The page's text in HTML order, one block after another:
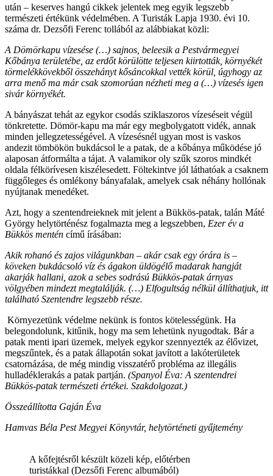
után – keserves hangú cikkek jelentek meg egyik legszebb
természeti értékünk védelmében. A Turisták Lapja 1930. évi 10.
száma dr. Dezsőfi Ferenc tollából az alábbiakat közli:
A Dömörkapu vízesése (…) sajnos, beleesik a Pestvármegyei
Kőbánya területébe, az erdőt körülötte teljesen kiirtották, környékét
törmelékkövekből összehányt kősáncokkal vették körül, úgyhogy az
arra menő ma már csak szomorúan nézheti meg a (…) vízesés igen
sivár környékét.
A bányászat tehát az egykor csodás sziklaszoros vízeséseit végül
tönkretette. Dömör-kapu ma már egy megbolygatott vidék, annak
minden jellegzetességével. A vízesésnél ugyan most is vaskos
andezit tömbökön bukdácsol le a patak, de a kőbánya működése jó
alaposan átformálta a tájat. A valamikor oly szűk szoros mindkét
oldala félkörívesen kiszélesedett. Föltekintve jól láthatóak a csaknem
függőleges és omlékony bányafalak, amelyek csak néhány hollónak
nyújtanak menedéket.
Azt, hogy a szentendreieknek mit jelent a Bükkös-patak, talán Máté
György helytörténész fogalmazta meg a legszebben, Ezer év a
Bükkös mentén című írásában:
Akik rohanó és zajos világunkban – akár csak egy órára is –
köveken bukdácsoló víz és ágakon üldögélő madarak hangját
akarják hallani, azok a sebes sodrású Bükkös-patak árnyas
völgyében mindezt megtalálják. (…) Elfogultság nélkül állíthatjuk, itt
található Szentendre legszebb része.
Környezetünk védelme nekünk is fontos kötelességünk. Ha
belegondolunk, kitűnik, hogy ma sem lehetünk nyugodtak. Bár a
patak menti ipari üzemek, melyek egykor szennyezték az élővizet,
megszűntek, és a patak állapotán sokat javított a lakóterületek
csatornázása, de még mindig visszatérő probléma az illegális
hulladéklerakás a patak partján. (Spanyol Éva: A szentendrei
Bükkös-patak természeti értékei. Szakdolgozat.)
Összeállította Gaján Éva
Hamvas Béla Pest Megyei Könyvtár, helytörténeti gyűjtemény
A kőfejtésről készült közeli kép, előtérben
turistákkal (Dezsőfi Ferenc albumából)